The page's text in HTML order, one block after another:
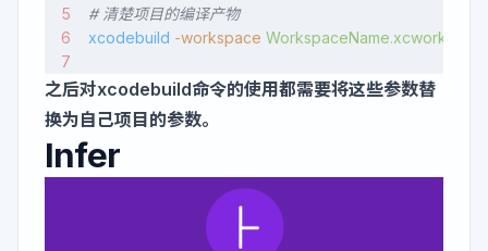
# 清楚项目的编译产物
xcodebuild -workspace
之后对xcodebuild命令的使用都需要将这些参数替
换为自己项目的参数。
Infer